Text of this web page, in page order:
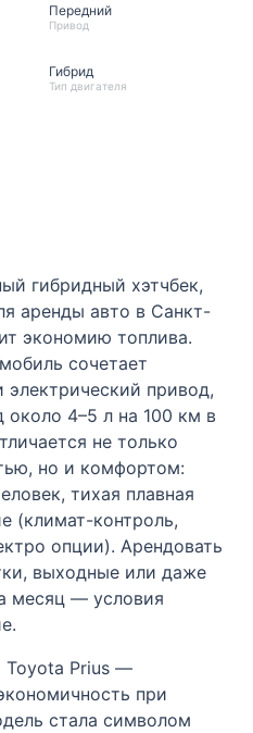
Передний
Привод
Гибрид
Тип двигателя
гибридный хэтчбек,
аренды авто в Санкт-
экономию топлива.
сочетает
привод,
около 4–5 л на 100 км в
не только
но и комфортом:
тихая плавная
(климат-контроль,
опции). Арендовать
выходные или даже
месяц — условия
Toyota Prius —
при
стала символом